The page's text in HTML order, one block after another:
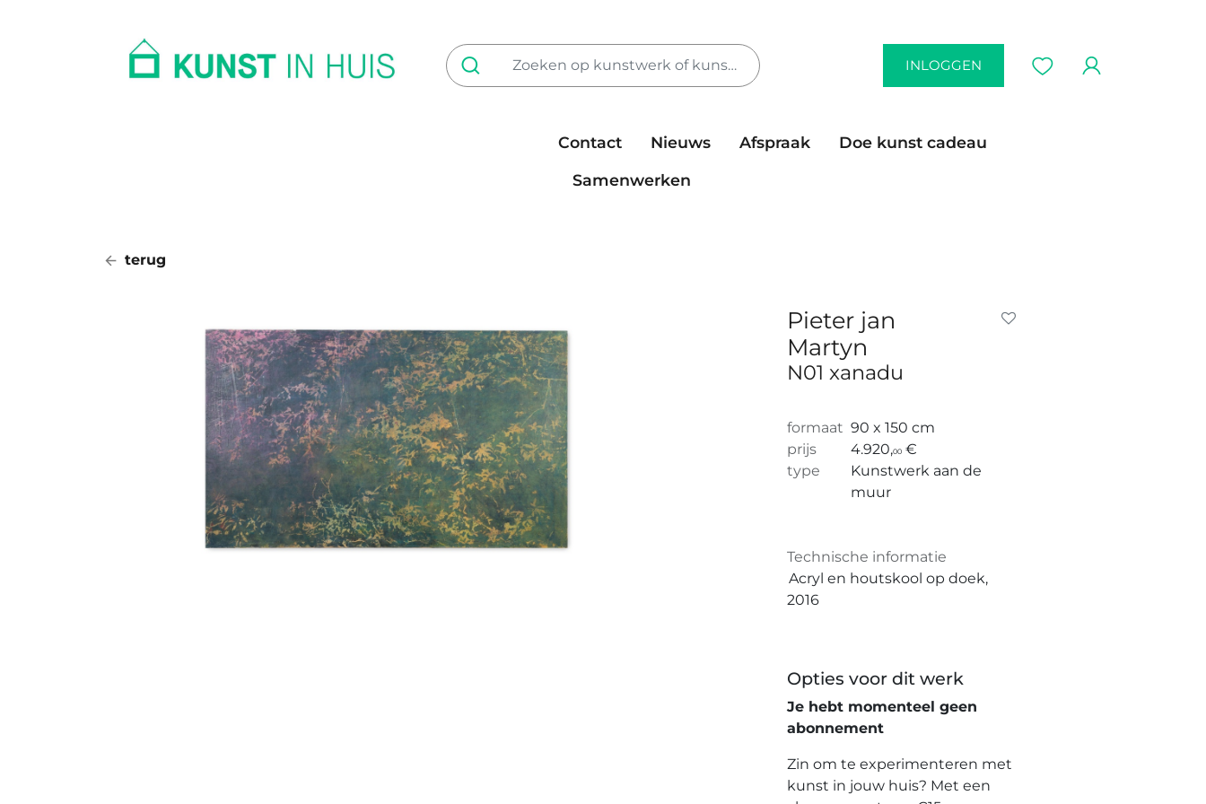
INLOGGEN
Contact Nieuws Afspraak
Doe kunst cadeau
Samenwerken
terug
Pieter jan
Martyn
N01 xanadu
formaat 90 x 150 cm
prijs
4.920,00 €
type
Kunstwerk aan de
muur
Technische informatie
Acryl en houtskool op doek,
2016
Opties voor dit werk
Je hebt momenteel geen
abonnement
Zin om te experimenteren met
kunst in jouw huis? Met een